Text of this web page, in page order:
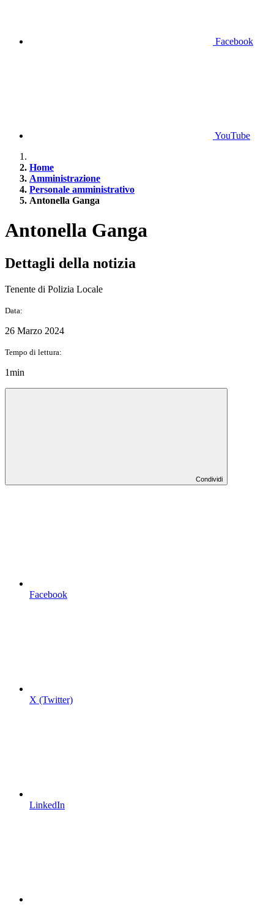
Facebook
YouTube
Home
Amministrazione
Personale amministrativo
Antonella Ganga
Antonella Ganga
Dettagli della notizia
Tenente di Polizia Locale
Data:
26 Marzo 2024
Tempo di lettura:
1min
Condividi
Facebook
X (Twitter)
LinkedIn